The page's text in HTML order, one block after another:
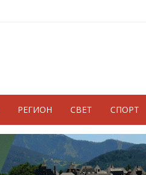
РЕГИОН СВЕТ СПОРТ